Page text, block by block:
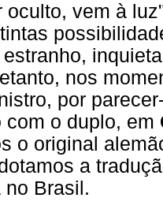
oculto, vem à
estranho,
nos
por
com o duplo, em
o original
a
no Brasil.